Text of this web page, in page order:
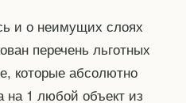
и о неимущих слоях
перечень льготных
которые абсолютно
на 1 любой объект из